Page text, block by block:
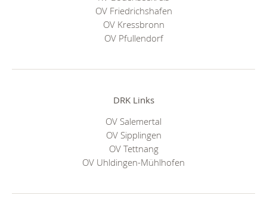
OV Friedrichshafen
OV Kressbronn
OV Pfullendorf
DRK Links
OV Salemertal
OV Sipplingen
OV Tettnang
OV Uhldingen-Mühlhofen